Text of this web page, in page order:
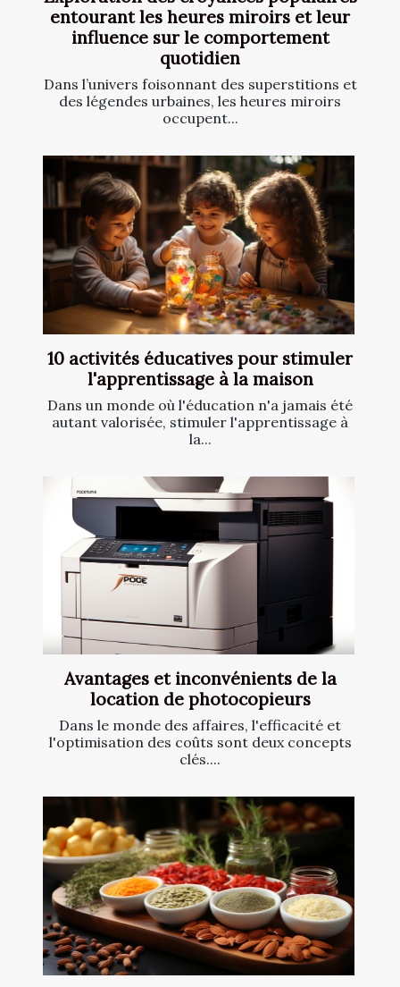
entourant les heures miroirs et leur
influence sur le comportement
quotidien
Dans l’univers foisonnant des superstitions et
des légendes urbaines, les heures miroirs
occupent...
10 activités éducatives pour stimuler
l'apprentissage à la maison
Dans un monde où l'éducation n'a jamais été
autant valorisée, stimuler l'apprentissage à
la...
Avantages et inconvénients de la
location de photocopieurs
Dans le monde des affaires, l'efficacité et
l'optimisation des coûts sont deux concepts
clés....